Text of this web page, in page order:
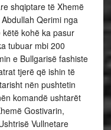
shqiptare të Xhemë
Qerimi nga
kohë ka pasur
tubuar mbi 200
e Bullgarisë fashiste
tjerë që ishin të
nën pushtetin
komandë ushtarët
Gostivarin,
Vullnetare